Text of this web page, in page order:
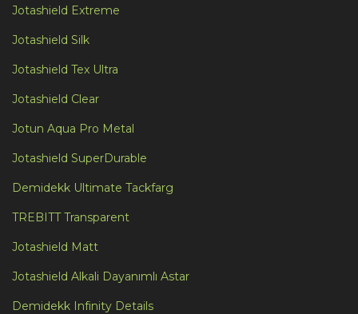
Jotashield Extreme
Jotashield Silk
Jotashield Tex Ultra
Jotashield Clear
Jotun Aqua Pro Metal
Jotashield SuperDurable
Demidekk Ultimate Tackfarg
TREBITT Transparent
Jotashield Matt
Jotashield Alkali Dayanımlı Astar
Demidekk Infinity Details